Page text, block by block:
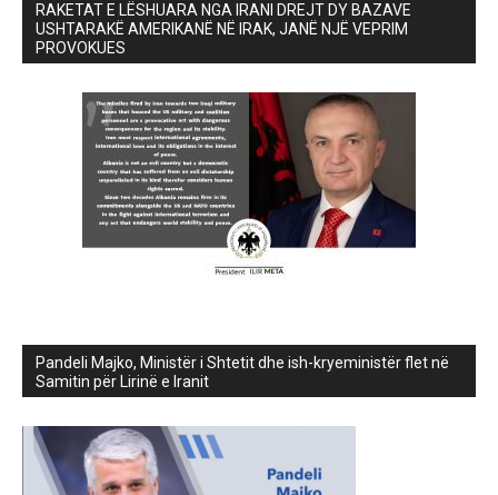
RAKETAT E LËSHUARA NGA IRANI DREJT DY BAZAVE
USHTARAKË AMERIKANË NË IRAK, JANË NJË VEPRIM
PROVOKUES
Pandeli Majko, Ministër i Shtetit dhe ish-kryeministër flet në
Samitin për Lirinë e Iranit